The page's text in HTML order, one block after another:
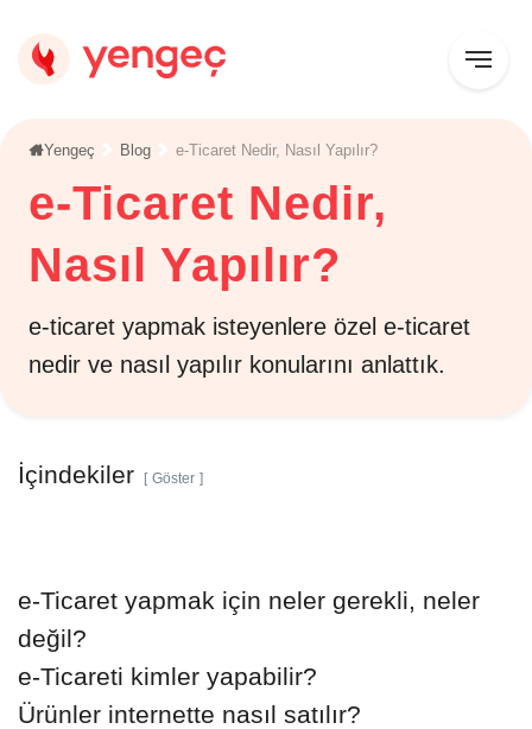
Yengeç Blog e-Ticaret Nedir, Nasıl Yapılır?
e-Ticaret Nedir,
Nasıl Yapılır?
e-ticaret yapmak isteyenlere özel e-ticaret
nedir ve nasıl yapılır konularını anlattık.
e-Ticaret yapmak için neler gerekli, neler
değil?
e-Ticareti kimler yapabilir?
Ürünler internette nasıl satılır?
İçindekiler Göster